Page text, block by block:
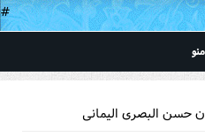
#
منو
حسن البصری الیمانی